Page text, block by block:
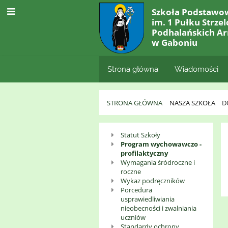
Szkoła
im. 1 Pułku
Podhalańskich
w Gaboniu
Strona główna Wiadomości
STRONA GŁÓWNA NASZA SZKOŁA
Dokumenty
Szkoły
Statut Szkoły
Program wychowawczo -
profilaktyczny
Wymagania śródroczne i
roczne
Wykaz podręczników
Porcedura
usprawiedliwiania
nieobecności i zwalniania
uczniów